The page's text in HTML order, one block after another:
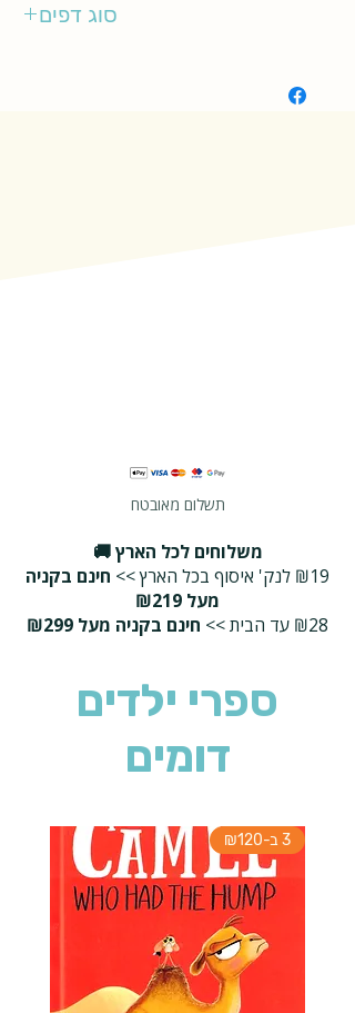
סוג דפים
תשלום מאובטח
משלוחים לכל הארץ 🚚
₪19 לנק' איסוף בכל הארץ >>
חינם בקניה
מעל ₪219
₪28 עד הבית >>
חינם בקניה מעל ₪299
ספרי ילדים
דומים
3 ב-₪120